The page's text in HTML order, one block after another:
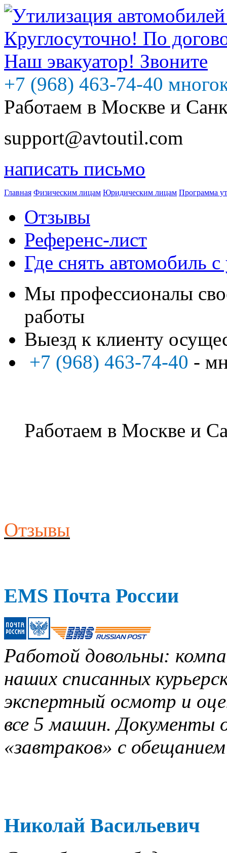
+7 (968) 463-74-40
Работаем в Москве и
support@avtoutil.com
написать письмо
Главная Физическим лицам Юридическим лицам Программа
Отзывы
Референс-лист
Где снять автомобиль с
Мы профессионалы
работы
Выезд к клиенту
+7 (968) 463-74-40 -
Работаем в Москве и
Отзывы
EMS Почта России
Работой довольны:
наших списанных
экспертный осмотр и
все 5 машин. Документы
«завтраков» с
Николай Васильевич